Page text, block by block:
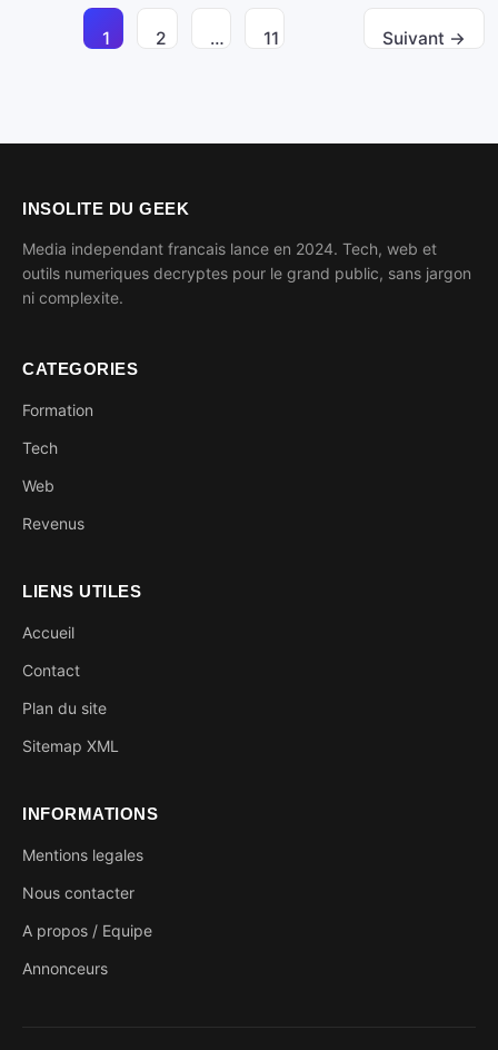
1 2 … 11 Suivant →
INSOLITE DU GEEK
Media independant francais lance en 2024. Tech, web et
outils numeriques decryptes pour le grand public, sans jargon
ni complexite.
CATEGORIES
Formation
Tech
Web
Revenus
LIENS UTILES
Accueil
Contact
Plan du site
Sitemap XML
INFORMATIONS
Mentions legales
Nous contacter
A propos / Equipe
Annonceurs